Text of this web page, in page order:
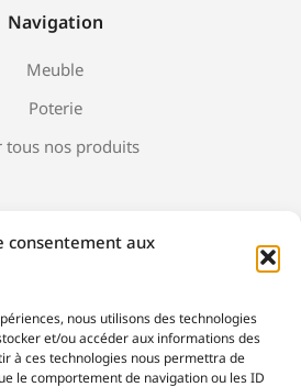
consentement aux
nous utilisons des technologies
et/ou accéder aux informations des
à ces technologies nous permettra de
le comportement de navigation ou les ID
Navigation
Meuble
Poterie
tous nos produits
Nous contacter
Légales